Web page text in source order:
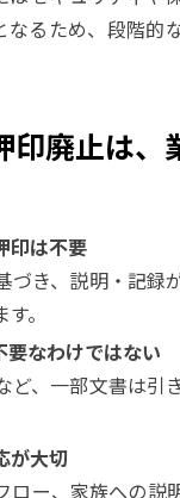
なるため、段階的
印廃止は、
印は不要
づき、説明・記録
。
要なわけではない
ど、一部文書は引
が大切
ロー、家族への説